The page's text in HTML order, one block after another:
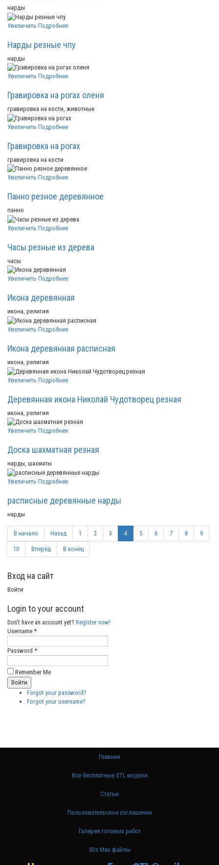
нарды
Увеличить Подробнее
Нарды резные чпу
нарды
Увеличить Подробнее
Гравировка на рогах оленя
гравировка на кости, животные
Увеличить Подробнее
Гравировка на рогах
гравировка на кости
Увеличить Подробнее
Панно резное деревянное
панно
Увеличить Подробнее
Часы резные из дерева
часы
Увеличить Подробнее
Икона деревянная
икона, религия
Увеличить Подробнее
Икона деревянная расписная
икона, религия
Увеличить Подробнее
Деревянная икона Николай Чудотворец резная
икона, религия
Увеличить Подробнее
Доска шахматная резная
нарды, шахматы
Увеличить Подробнее
расписные деревянные нарды
нарды
В начало Назад 1 2 3 4 5 6 7 8 9
10 Вперёд В конец
Вход на сайт
Войти
Login to your account
Don't have an account yet? Register now!
Username *
Password *
Remember Me
Forgot your password?
Forgot your username?
Главная
Все бесплатные STL модели
Статьи
Пользовательское соглашение
Галерея готовых работ
3Ds Max файлы